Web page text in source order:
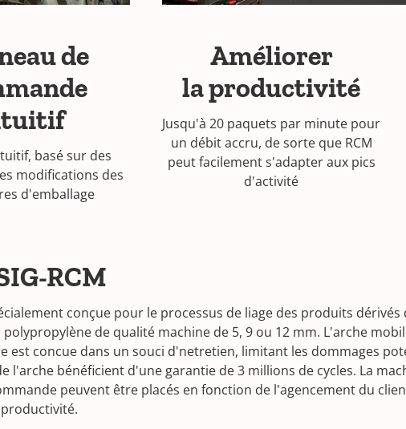
de
basé sur des
modifications des
d'emballage
Améliorer
la productivité
Jusqu'à 20 paquets par minute pour
un débit accru, de sorte que RCM
peut facilement s'adapter aux pics
d'activité
RCM
conçue pour le processus de liage des produits
de qualité machine de 5, 9 ou 12 mm. L'arche
concue dans un souci d'netretien, limitant les dommages
l'arche bénéficient d'une garantie de 3 millions de cycles. La
peuvent être placés en fonction de l'agencement du